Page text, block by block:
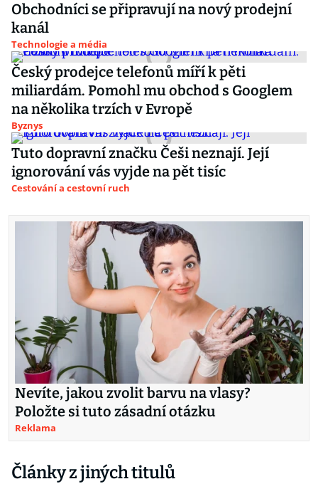
Obchodníci se připravují na nový prodejní
kanál
Technologie a média
Český prodejce telefonů míří k pěti
miliardám. Pomohl mu obchod s Googlem
na několika trzích v Evropě
Byznys
Tuto dopravní značku Češi neznají. Její
ignorování vás vyjde na pět tisíc
Cestování a cestovní ruch
Nevíte, jakou zvolit barvu na vlasy?
Položte si tuto zásadní otázku
Reklama
Články z jiných titulů